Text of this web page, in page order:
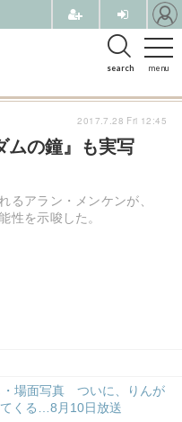
menu
search
ムの鐘』も実写
るアラン・メンケンが、
性を示唆した。
・場面写真 ついに、りんが
くる…8月10日放送
2017.7.28 Fri 12:45